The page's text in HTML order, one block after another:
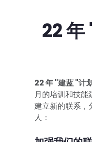
22
22 年 "建蓝 "计
月的培训和技
建立新的联系
人：